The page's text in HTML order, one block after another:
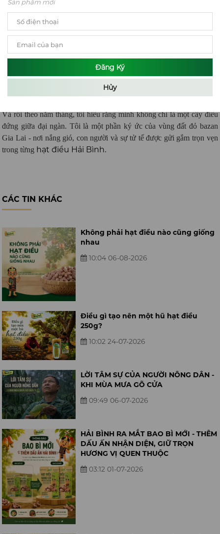
Trong từng hạt điều còn có vị của nắng gió
bazan của quê hương và cả mồ hôi của người nông dân sau những
Và rồi theo năm tháng, tôi hiểu rằng mình không chỉ là một cây điều
đứng giữa đại ngàn. Tôi là một phần ký ức của vùng đất đỏ bazan
Gia Lai - nơi nắng gió, con người và sự tử tế được gửi gắm trọn vẹn
trong từng hạt điều Hải Bình.
CÁC TIN KHÁC
Không phải hạt điều nào cũng giống
nhau
10:04 06-08-2026
Điều gì tạo nên một hũ hạt điều
250g?
10:02 24-07-2026
LỜI TÂM SỰ CỦA NGƯỜI NÔNG DÂN -
KHI MÙA MƯA GÕ CỬA
09:49 06-07-2026
HẢI BÌNH RA MẮT BAO BÌ MỚI - THÊM
DẤU ẤN NHẬN DIỆN, GIỮ TRỌN
HƯƠNG VỊ QUEN THUỘC
03:12 01-07-2026
Sản phẩm mới
Đăng Ký
Hủy